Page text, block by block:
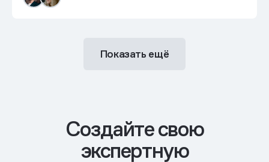
Показать ещё
Cоздайте свою
экспертную